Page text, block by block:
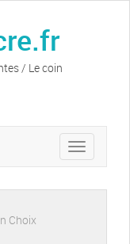
/ Le coin
Toggle
navigation
Choix